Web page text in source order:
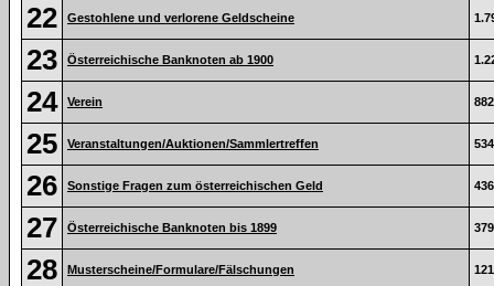
22 Gestohlene und verlorene Geldscheine
23 Österreichische Banknoten ab 1900
24 Verein 882
25 Veranstaltungen/Auktionen/Sammlertreffen 534
26 Sonstige Fragen zum österreichischen Geld 436
27 Österreichische Banknoten bis 1899 379
28 Musterscheine/Formulare/Fälschungen 121